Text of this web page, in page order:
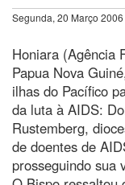
Segunda, 20 Março 2006
Honiara (Agência
Papua Nova
ilhas do Pacífico
da luta à AIDS:
Rustemberg,
de doentes de
prosseguindo sua